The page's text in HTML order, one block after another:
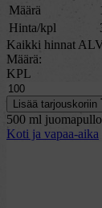
Määrä
Hinta/kpl
Kaikki hinnat
Määrä:
KPL
Lisää tarjous koriin
500 ml
Koti ja vapaa-aika